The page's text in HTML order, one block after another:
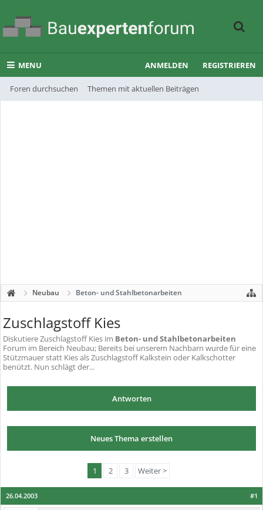
MENU
Foren durchsuchen Themen mit aktuellen Beiträgen
ANMELDEN REGISTRIEREN
Neubau Beton- und Stahlbetonarbeiten
Zuschlagstoff Kies
DiskutiereZuschlagstoff Kies im Beton- und Stahlbetonarbeiten
Forum im Bereich Neubau; Bereits bei unserem Nachbarn wurde für eine
Stützmauer statt Kies als Zuschlagstoff Kalkstein oder Kalkschotter
benützt. Nun schlägt der...
Antworten
Neues Thema erstellen
1 2 3 Weiter >
#1
26.04.2003